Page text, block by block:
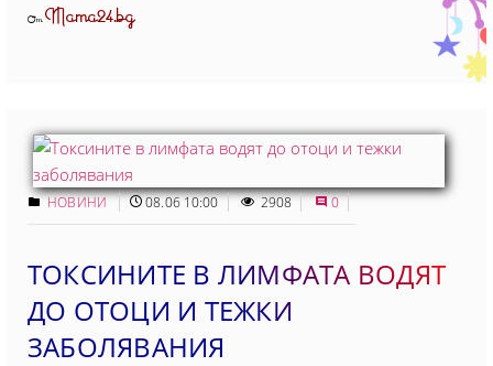
ОтMama24.bg
НОВИНИ 08.06 10:00 2908 0
ТОКСИНИТЕ В ЛИМФАТА ВОДЯТ
ДО ОТОЦИ И ТЕЖКИ
ЗАБОЛЯВАНИЯ